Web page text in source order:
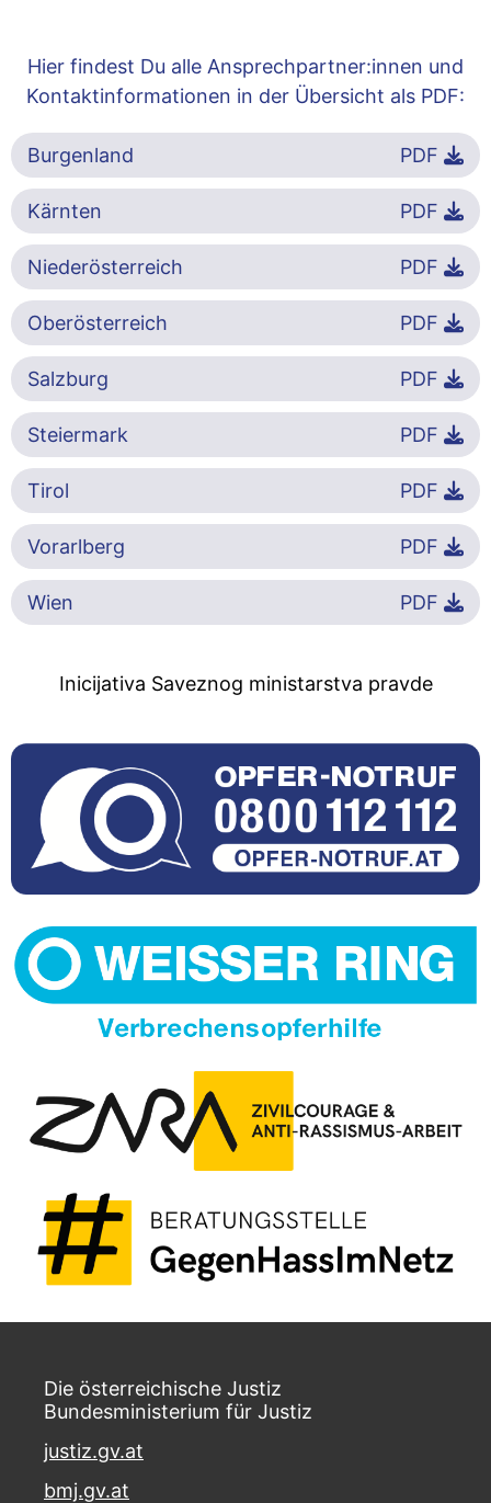
Hier findest Du alle Ansprechpartner:innen und
Kontaktinformationen in der Übersicht als PDF:
Burgenland PDF
Kärnten PDF
Niederösterreich PDF
Oberösterreich PDF
Salzburg PDF
Steiermark PDF
Tirol PDF
Vorarlberg PDF
Wien PDF
Inicijativa Saveznog ministarstva pravde
Die österreichische Justiz
Bundesministerium für Justiz
justiz.gv.at
bmj.gv.at